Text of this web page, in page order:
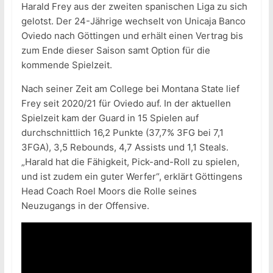
Harald Frey aus der zweiten spanischen Liga zu sich
gelotst. Der 24-Jährige wechselt von Unicaja Banco
Oviedo nach Göttingen und erhält einen Vertrag bis
zum Ende dieser Saison samt Option für die
kommende Spielzeit.
Nach seiner Zeit am College bei Montana State lief
Frey seit 2020/21 für Oviedo auf. In der aktuellen
Spielzeit kam der Guard in 15 Spielen auf
durchschnittlich 16,2 Punkte (37,7% 3FG bei 7,1
3FGA), 3,5 Rebounds, 4,7 Assists und 1,1 Steals.
„Harald hat die Fähigkeit, Pick-and-Roll zu spielen,
und ist zudem ein guter Werfer“, erklärt Göttingens
Head Coach Roel Moors die Rolle seines
Neuzugangs in der Offensive.